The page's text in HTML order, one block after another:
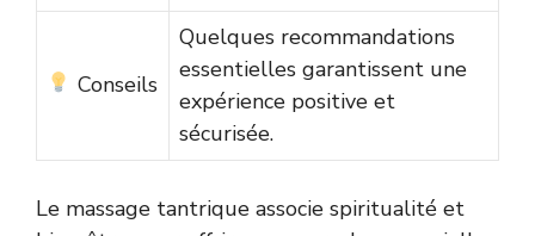
Conseils
Quelques recommandations
essentielles garantissent une
expérience positive et
sécurisée.
Le massage tantrique associe spiritualité et